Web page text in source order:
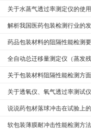
换流程
关于水蒸气透过率测定仪的使
法看完本篇你就知道了
解析我国医药包装检测行业的
趋势药品包装材料的阻隔性能检测
全自动总迁移量测定仪（蒸发残
渣）通用维护和故障排查
关于包装材料阻隔性能检测方
重要性及其意义
关于透氧仪、氧气透过率测试
用故障分析及解决方法
说说药包材落球冲击在试验上
见标准及注意事项
软包装薄膜耐冲击性能检测方